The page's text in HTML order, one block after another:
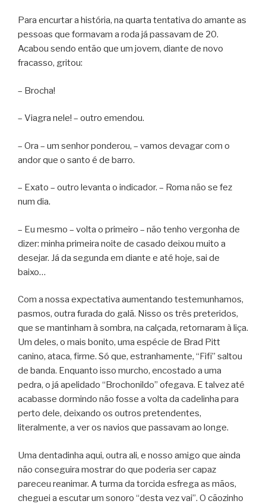
Para encurtar a história, na quarta tentativa do amante as
pessoas que formavam a roda já passavam de 20.
Acabou sendo então que um jovem, diante de novo
fracasso, gritou:
– Brocha!
– Viagra nele! – outro emendou.
– Ora – um senhor ponderou, – vamos devagar com o
andor que o santo é de barro.
– Exato – outro levanta o indicador. – Roma não se fez
num dia.
– Eu mesmo – volta o primeiro – não tenho vergonha de
dizer: minha primeira noite de casado deixou muito a
desejar. Já da segunda em diante e até hoje, sai de
baixo…
Com a nossa expectativa aumentando testemunhamos,
pasmos, outra furada do galã. Nisso os três preteridos,
que se mantinham à sombra, na calçada, retornaram à liça.
Um deles, o mais bonito, uma espécie de Brad Pitt
canino, ataca, firme. Só que, estranhamente, “Fifi” saltou
de banda. Enquanto isso murcho, encostado a uma
pedra, o já apelidado “Brochonildo” ofegava. E talvez até
acabasse dormindo não fosse a volta da cadelinha para
perto dele, deixando os outros pretendentes,
literalmente, a ver os navios que passavam ao longe.
Uma dentadinha aqui, outra ali, e nosso amigo que ainda
não conseguira mostrar do que poderia ser capaz
pareceu reanimar. A turma da torcida esfrega as mãos,
cheguei a escutar um sonoro “desta vez vai”. O cãozinho